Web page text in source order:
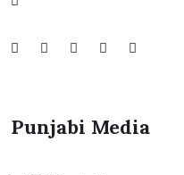
Punjabi Media